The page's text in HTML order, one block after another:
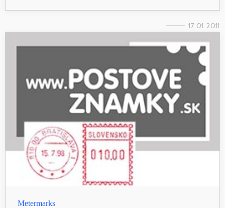
17. 01. 2011
Metermarks